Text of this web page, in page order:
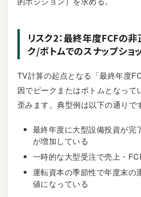
リスク2：最終年度FCFの非
ク/ボトムでのスナップショッ
TV計算の起点となる「最終年度
因でピークまたはボトムとなって
歪みます。典型例は以下の通りで
最終年度に大型設備投資が完
が増加している
一時的な大型受注で売上・
運転資本の季節性で年度末の
値になっている